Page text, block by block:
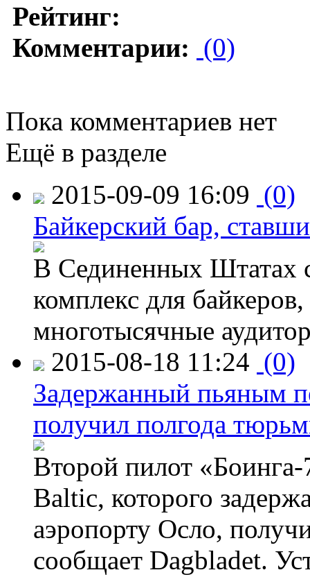
Рейтинг:
Комментарии: (0)
Пока комментариев нет
Ещё в разделе
2015-09-09 16:09 (0)
Байкерский бар,
В Сединенных Штатах
комплекс для
многотысячные
2015-08-18 11:24 (0)
Задержанный пьяным
получил полгода
Второй пилот
Baltic, которого
аэропорту Осло,
сообщает Dagbladet.